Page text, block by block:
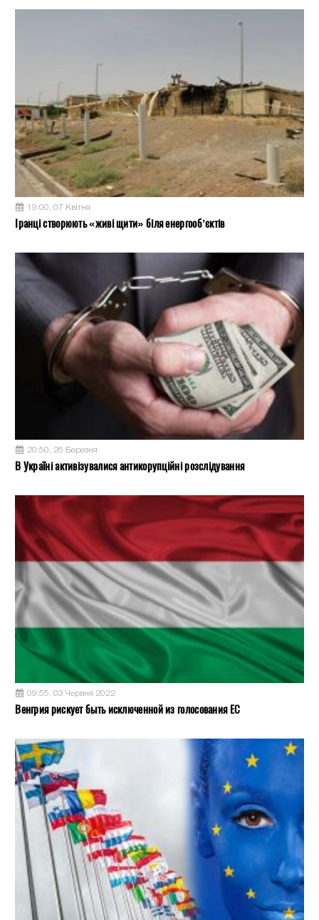
19:00, 07 Квітня
Іранці створюють «живі щити» біля енергооб’єктів
20:50, 26 Березня
В Україні активізувалися антикорупційні розслідування
09:55, 03 Червня 2022
Венгрия рискует быть исключенной из голосования ЕС